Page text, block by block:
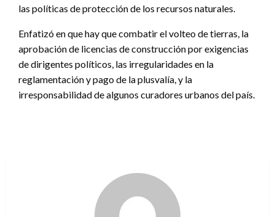
las políticas de protección de los recursos naturales.
Enfatizó en que hay que combatir el volteo de tierras, la
aprobación de licencias de construcción por exigencias
de dirigentes políticos, las irregularidades en la
reglamentación y pago de la plusvalía, y la
irresponsabilidad de algunos curadores urbanos del país.